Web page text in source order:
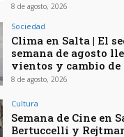
8 de agosto, 2026
Sociedad
Clima en Salta | El
semana de agosto
vientos y cambio
8 de agosto, 2026
Cultura
Semana de Cine en
Bertuccelli y